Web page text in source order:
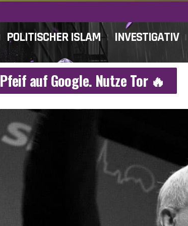
POLITISCHER ISLAM INVESTIGATIV
Pfeif auf Google. Nutze Tor 🔥